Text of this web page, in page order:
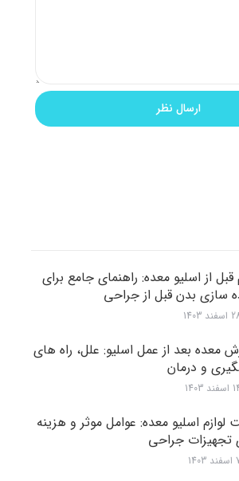
قبل از اسلیو معده: راهنمای جامع برای
سازی بدن قبل از جراحی
معده بعد از عمل اسلیو: علل، راه های
و درمان
لوازم اسلیو معده: عوامل موثر و هزینه
تجهیزات جراحی